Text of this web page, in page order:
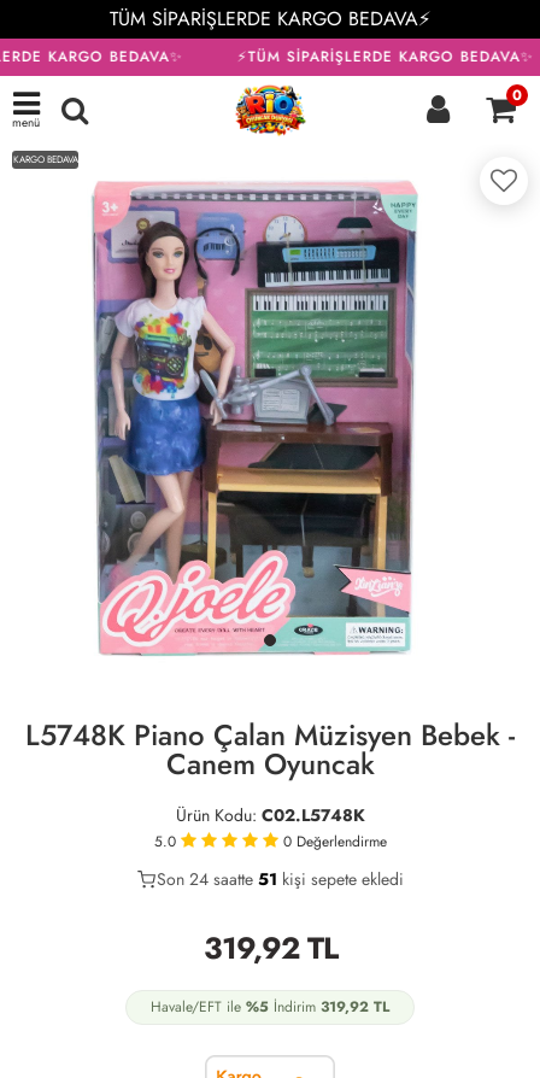
TÜM SİPARİŞLERDE KARGO BEDAVA⚡
KARGO BEDAVA✨ ⚡TÜM SİPARİŞLERDE KARGO BEDAVA✨
menü
0
KARGO BEDAVA
L5748K Piano Çalan Müzisyen Bebek -
Canem Oyuncak
Ürün Kodu: C02.L5748K
5.0 0 Değerlendirme
25
Son 24 saatte 51 kişi sepete ekledi
21
319,92TL
Havale/EFT ile %5 İndirim 319,92 TL